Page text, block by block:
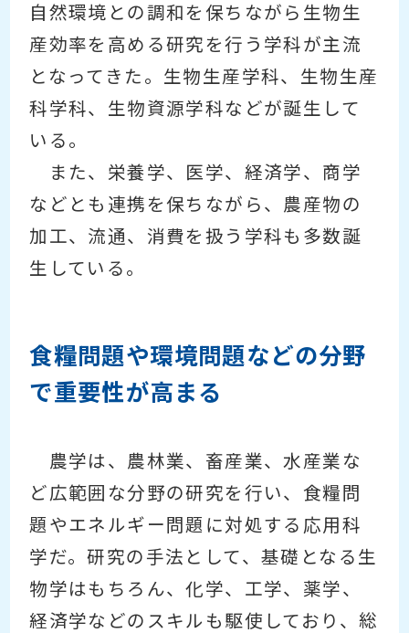
自然環境との調和を保ちながら生物生
産効率を高める研究を行う学科が主流
となってきた。生物生産学科、生物生産
科学科、生物資源学科などが誕生して
いる。
また、栄養学、医学、経済学、商学
などとも連携を保ちながら、農産物の
加工、流通、消費を扱う学科も多数誕
生している。
食糧問題や環境問題などの分野
で重要性が高まる
農学は、農林業、畜産業、水産業な
ど広範囲な分野の研究を行い、食糧問
題やエネルギー問題に対処する応用科
学だ。研究の手法として、基礎となる生
物学はもちろん、化学、工学、薬学、
経済学などのスキルも駆使しており、総